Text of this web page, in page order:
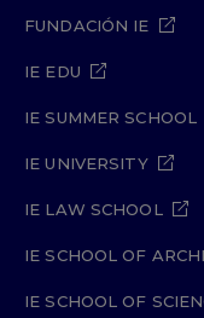
FUNDACIÓN IE
IE EDU
IE SUMMER SCHOOL
IE UNIVERSITY
IE LAW SCHOOL
IE SCHOOL OF
IE SCHOOL OF